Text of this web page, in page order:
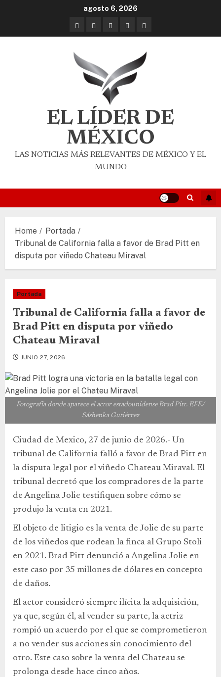
agosto 6, 2026
EL LÍDER DE
MÉXICO
LAS NOTICIAS MÁS RELEVANTES DE MÉXICO Y EL
MUNDO
Home
Portada
Tribunal de California falla a favor de Brad Pitt en
disputa por viñedo Chateau Miraval
Portada
Tribunal de California falla a favor de
Brad Pitt en disputa por viñedo
Chateau Miraval
JUNIO 27, 2026
Fotografía donde aparece el actor estadounidense Brad Pitt. EFE/
Sáshenka Gutiérrez
Ciudad de Mexico, 27 de junio de 2026.- Un
tribunal de California falló a favor de Brad Pitt en
la disputa legal por el viñedo Chateau Miraval. El
tribunal decretó que los compradores de la parte
de Angelina Jolie testifiquen sobre cómo se
produjo la venta en 2021.
El objeto de litigio es la venta de Jolie de su parte
de los viñedos que rodean la finca al Grupo Stoli
en 2021. Brad Pitt denunció a Angelina Jolie en
este caso por 35 millones de dólares en concepto
de daños.
El actor consideró siempre ilícita la adquisición,
ya que, según él, al vender su parte, la actriz
rompió un acuerdo por el que se comprometieron
a no vender sus acciones sin conocimiento del
otro. Este caso sobre la venta del Chateau se
prolonga desde hace cinco años.